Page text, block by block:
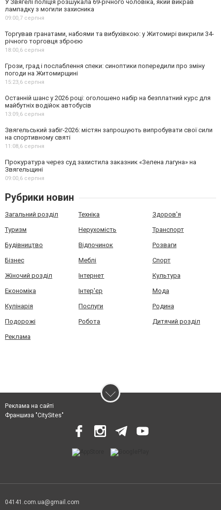
У Звягелі поліція розшукала 69-річного чоловіка, який викрав
лампадку з могили захисника
09:00, 7 серпня
Торгував гранатами, набоями та вибухівкою: у Житомирі викрили 34-
річного торговця зброєю
18:00, 6 серпня
Грози, град і послаблення спеки: синоптики попередили про зміну
погоди на Житомирщині
15:23, 6 серпня
Останній шанс у 2026 році: оголошено набір на безплатний курс для
майбутніх водійок автобусів
13:09, 6 серпня
Звягельський забіг-2026: містян запрошують випробувати свої сили
на спортивному святі
11:08, 6 серпня
Прокуратура через суд захистила заказник «Зелена лагуна» на
Звягельщині
09:00, 6 серпня
Рубрики новин
Загальний розділ Техніка Здоров'я
Туризм Нерухомість Транспорт
Будівництво Відпочинок Розваги
Бізнес Меблі Спорт
Жіночий розділ Інтернет Культура
Економіка Інтер'єр Мода
Кулінарія Послуги Родина
Подорожі Робота Дитячий розділ
Реклама
Реклама на сайті
Франшиза "CitySites"
04141.com.ua@gmail.com